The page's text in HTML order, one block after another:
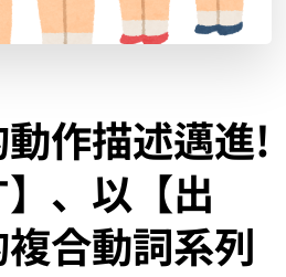
作描述邁進!
】、以【出
合動詞系列